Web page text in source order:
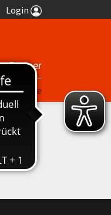
Login
Partner
Termine